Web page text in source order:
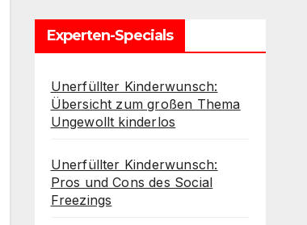
Experten-Specials
Unerfüllter Kinderwunsch:
Übersicht zum großen Thema
Ungewollt kinderlos
Unerfüllter Kinderwunsch:
Pros und Cons des Social
Freezings